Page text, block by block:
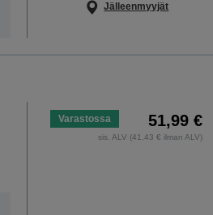
Jälleenmyyjät
Varastossa 51,99 €
sis. ALV (41,43 € ilman ALV)